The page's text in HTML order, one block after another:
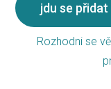
jdu se
Rozhodni se